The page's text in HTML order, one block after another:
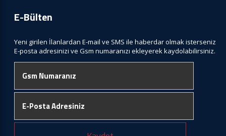
E-Bülten
Yeni girilen İlanlardan E-mail ve SMS ile haberdar olmak isterseniz
E-posta adresinizi ve Gsm numaranızı ekleyerek kaydolabilirsiniz.